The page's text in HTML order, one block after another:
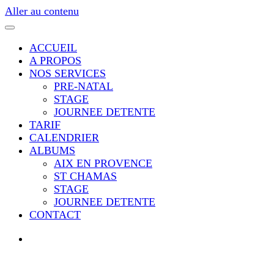
Aller au contenu
ACCUEIL
A PROPOS
NOS SERVICES
PRE-NATAL
STAGE
JOURNEE DETENTE
TARIF
CALENDRIER
ALBUMS
AIX EN PROVENCE
ST CHAMAS
STAGE
JOURNEE DETENTE
CONTACT